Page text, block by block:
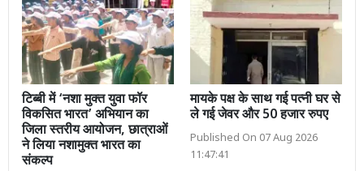
टिब्बी में ‘नशा मुक्त युवा फॉर
विकसित भारत’ अभियान का
जिला स्तरीय आयोजन, छात्राओं
ने लिया नशामुक्त भारत का
संकल्प
मायके पक्ष के साथ गई पत्नी घर से
ले गई जेवर और 50 हजार रुपए
Published On 07 Aug 2026
11:47:41